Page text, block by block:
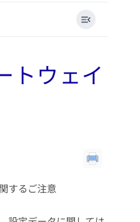
トウェイ
するご注意